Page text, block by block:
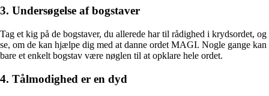
3. Undersøgelse af bogstaver
Tag et kig på de bogstaver, du allerede har til rådighed i krydsordet, og
se, om de kan hjælpe dig med at danne ordet MAGI. Nogle gange kan
bare et enkelt bogstav være nøglen til at opklare hele ordet.
4. Tålmodighed er en dyd